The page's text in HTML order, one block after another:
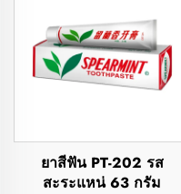
ยาสีฟัน PT-202 รส
สะระแหน่ 63 กรัม